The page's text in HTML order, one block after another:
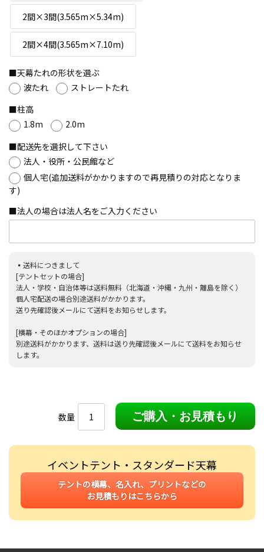
2間×3間(3.565m×5.34m)
2間×4間(3.565m×7.10m)
天幕たれの形状を選ぶ
波たれ
ストレートたれ
柱高
1.8m
2.0m
配送先を選択して下さい
法人・役所・公民館など
個人宅(追加送料がかかりますので再見積りの対応となりま
す)
法人の場合は法人名をご入力ください
▪︎送料につきまして
[テントセットの場合]
法人・学校・自治体等は送料無料（北海道・沖縄・九州・離島を除く）
個人宅配送の場合別途送料がかかります。
送り先確認後メールにて送料をお知らせします。
[横幕・そのほかオプションの場合]
別途送料がかかります、送料は送り先確認後メールにて送料をお知らせ
します。
数量
イベントテント・スタンダード天幕
テントの横幕、名入れ、プリントなどの
お見積もりはこちらから